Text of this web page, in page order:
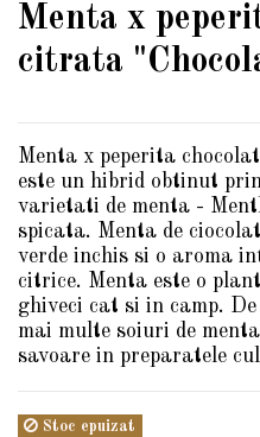
Menta x
citrata
Menta x peperita
este un hibrid obtinut
varietati de menta -
spicata. Menta de
verde inchis si o aroma
citrice. Menta este o
ghiveci cat si in camp.
mai multe soiuri de
savoare in preparatele
Stoc epuizat